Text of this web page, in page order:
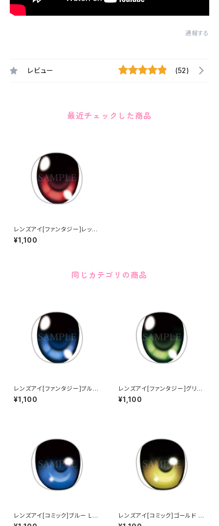
通報する
レビュー (52)
最近チェックした商品
レンズアイ[ファンタジー]レッド
Lens eye [Fantasy] Red
¥1,100
同じカテゴリの商品
レンズアイ[ファンタジー]ブルー
Lens eye [Fantasy] Blue
¥1,100
レンズアイ[ファンタジー]グリー
ン Lens eye [Fantasy] Gree
n
¥1,100
レンズアイ[コミック]ブルー Len
s eye [Comic] Blue
レンズアイ[コミック]ゴールド L
ens eye [Comic] Gold